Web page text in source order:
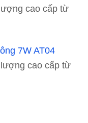
cao cấp từ
7W AT04
cao cấp từ